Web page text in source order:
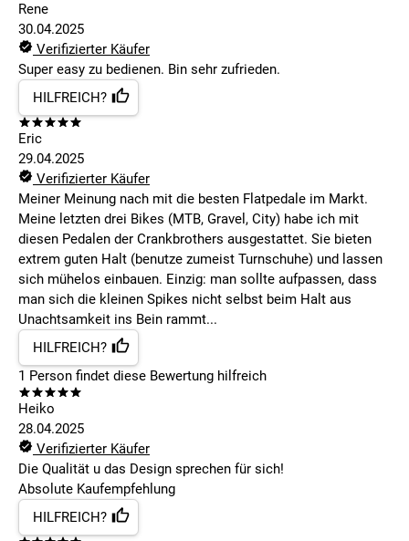
Rene
30.04.2025
Verifizierter Käufer
Super easy zu bedienen. Bin sehr zufrieden.
HILFREICH?
Eric
29.04.2025
Verifizierter Käufer
Meiner Meinung nach mit die besten Flatpedale im Markt.
Meine letzten drei Bikes (MTB, Gravel, City) habe ich mit
diesen Pedalen der Crankbrothers ausgestattet. Sie bieten
extrem guten Halt (benutze zumeist Turnschuhe) und lassen
sich mühelos einbauen. Einzig: man sollte aufpassen, dass
man sich die kleinen Spikes nicht selbst beim Halt aus
Unachtsamkeit ins Bein rammt...
HILFREICH?
1 Person findet diese Bewertung hilfreich
Heiko
28.04.2025
Verifizierter Käufer
Die Qualität u das Design sprechen für sich!
Absolute Kaufempfehlung
HILFREICH?